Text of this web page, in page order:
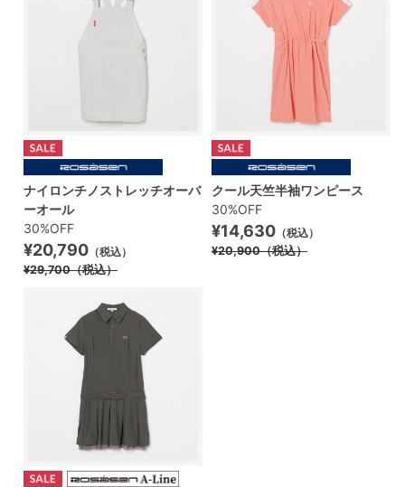
ナイロンチノストレッチオーバ
ーオール
30%OFF
¥20,790 （税込）
¥29,700（税込）
クール天竺半袖ワンピース
30%OFF
¥14,630 （税込）
¥20,900（税込）